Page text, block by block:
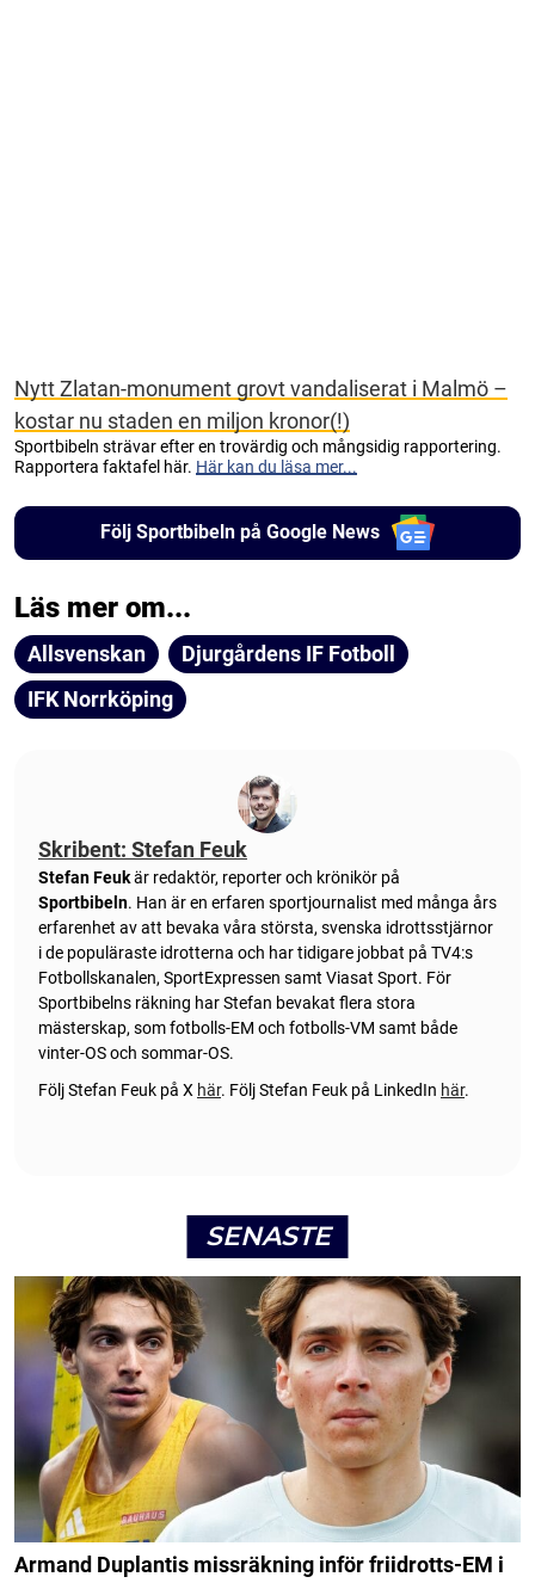
Nytt Zlatan-monument grovt vandaliserat i Malmö –
kostar nu staden en miljon kronor(!)
Sportbibeln strävar efter en trovärdig och mångsidig rapportering.
Rapportera faktafel här. Här kan du läsa mer...
Följ Sportbibeln på Google News
Läs mer om...
Allsvenskan
Djurgårdens IF Fotboll
IFK Norrköping
Skribent: Stefan Feuk
Stefan Feukär redaktör, reporter och krönikör på
Sportbibeln. Han är en erfaren sportjournalist med många års
erfarenhet av att bevaka våra största, svenska idrottsstjärnor
i de populäraste idrotterna och har tidigare jobbat på TV4:s
Fotbollskanalen, SportExpressen samt Viasat Sport. För
Sportbibelns räkning har Stefan bevakat flera stora
mästerskap, som fotbolls-EM och fotbolls-VM samt både
vinter-OS och sommar-OS.
Följ Stefan Feuk på X här. Följ Stefan Feuk på LinkedIn här.
SENASTE
Armand Duplantis missräkning inför friidrotts-EM i